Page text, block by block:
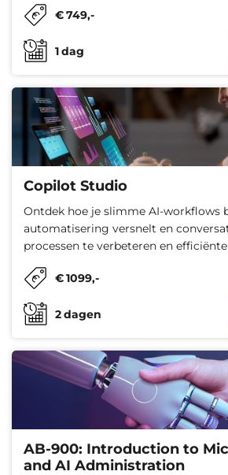
€749,-
1dag
Copilot Studio
Ontdek hoe je slimme AI-workflows
automatisering versnelt en
processen te verbeteren en
€1099,-
2dagen
AB-900: Introduction to
and AI Administration